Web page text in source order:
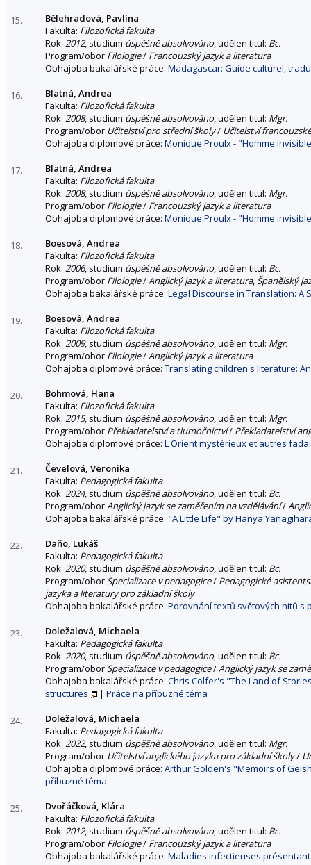
15.
Bělehradová, Pavlína
Fakulta: Filozofická fakulta
Rok: 2012, studium úspěšně absolvováno, udělen titul: Bc.
Program/obor Filologie/ Francouzský jazyk a literatura
Obhajoba bakalářské práce: Madagascar: Guide culturel,
16.
Blatná, Andrea
Fakulta: Filozofická fakulta
Rok: 2008, studium úspěšně absolvováno, udělen titul: Mgr.
Program/obor Učitelství pro střední školy/ Učitelství
Obhajoba diplomové práce: Monique Proulx - "Homme
17.
Blatná, Andrea
Fakulta: Filozofická fakulta
Rok: 2008, studium úspěšně absolvováno, udělen titul: Mgr.
Program/obor Filologie/ Francouzský jazyk a literatura
Obhajoba diplomové práce: Monique Proulx - "Homme
18.
Boesová, Andrea
Fakulta: Filozofická fakulta
Rok: 2006, studium úspěšně absolvováno, udělen titul: Bc.
Program/obor Filologie/Anglický jazyk a literatura,Španělský
Obhajoba bakalářské práce: Legal Discourse in Translation: A
19.
Boesová, Andrea
Fakulta: Filozofická fakulta
Rok: 2009, studium úspěšně absolvováno, udělen titul: Mgr.
Program/obor Filologie/Anglický jazyk a literatura
Obhajoba diplomové práce: Translating children's literature:
20.
Böhmová, Hana
Fakulta: Filozofická fakulta
Rok: 2015, studium úspěšně absolvováno, udělen titul: Mgr.
Program/obor Překladatelství a tlumočnictví/ Překladatelství
Obhajoba diplomové práce: L Orient mystérieux et autres
21.
Čevelová, Veronika
Fakulta: Pedagogická fakulta
Rok: 2024, studium úspěšně absolvováno, udělen titul: Bc.
Program/oborAnglický jazyk se zaměřením na vzdělávání/
Obhajoba bakalářské práce: "A Little Life" by Hanya
22.
Daňo, Lukáš
Fakulta: Pedagogická fakulta
Rok: 2020, studium úspěšně absolvováno, udělen titul: Bc.
Program/oborSpecializace v pedagogice/ Pedagogické
jazyka a literatury pro základní školy
Obhajoba bakalářské práce: Porovnání textů světových hitů s
23.
Doležalová, Michaela
Fakulta: Pedagogická fakulta
Rok: 2020, studium úspěšně absolvováno, udělen titul: Bc.
Program/oborSpecializace v pedagogice/Anglický jazyk se
Obhajoba bakalářské práce: Chris Colfer's "The Land of
structures
| Práce na příbuzné téma
24.
Doležalová, Michaela
Fakulta: Pedagogická fakulta
Rok: 2022, studium úspěšně absolvováno, udělen titul: Mgr.
Program/obor Učitelství anglického jazyka pro základní školy/
Obhajoba diplomové práce: Arthur Golden's "Memoirs of
příbuzné téma
25.
Dvořáčková, Klára
Fakulta: Filozofická fakulta
Rok: 2012, studium úspěšně absolvováno, udělen titul: Bc.
Program/obor Filologie/ Francouzský jazyk a literatura
Obhajoba bakalářské práce: Maladies infectieuses